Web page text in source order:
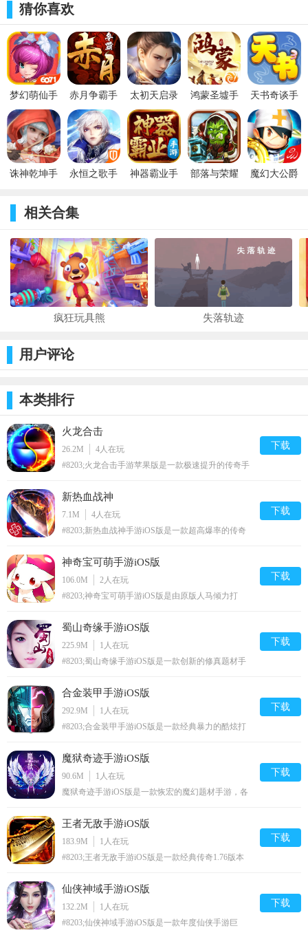
在到达11级后就会陆续开放各种活动功能，而首先开启的就
是竞技场。
在竞技场中，可以挑战比自身排名高的4位玩家，战斗流程与
普通副本一样。挑战成功后会与对方互换名次，每天还会根据名
次发放相应的荣誉奖励，荣誉可在荣誉商城中兑换道具和角色碎
片。此外，竞技场的上位玩家还会显示在竞技场排行榜上。
猜你喜欢
梦幻萌仙手
游ios版
赤月争霸手
游iOS版
太初天启录
手游iOS版
鸿蒙圣墟手
游iOS版
天书奇谈手
游iOS版
诛神乾坤手
永恒之歌手
神器霸业手
部落与荣耀 魔幻大公爵
相关合集
疯狂玩具熊 失落轨迹
用户评论
本类排行
火龙合击
26.2M 4人在玩
#8203;火龙合击手游苹果版是一款极速提升的传奇手
越货的厮杀快感。
下载
新热血战神
7.1M 4人在玩
#8203;新热血战神手游iOS版是一款超高爆率的传奇
限快感；游戏中拥有超高的爆率，所有装备支持自动
回收，海量套装，永久保值。
下载
神奇宝可萌手游iOS版
106.0M 2人在玩
#8203;神奇宝可萌手游iOS版是由原版人马倾力打
挑战升级，开启萌宠趣味养成。
下载
蜀山奇缘手游iOS版
225.9M 1 人在玩
#8203;蜀山奇缘手游iOS版是一款创新的修真题材手
美奂的场景，美不胜收；简单的玩法，让你快速上
手，开启最写实的仙侠风格之旅。
下载
合金装甲手游iOS版
292.9M 1 人在玩
#8203;合金装甲手游iOS版是一款经典暴力的酷炫打
以体验到顶级机甲暴力斗争；超强的代入感，最真实
酷炫体验，让你沉浸在无限的酷炫战斗中。
下载
魔狱奇迹手游iOS版
90.6M 1 人在玩
魔狱奇迹手游iOS版是一款恢宏的魔幻题材手游，各
自这个世界以及次世代的游戏体验。
下载
王者无敌手游iOS版
183.9M 1 人在玩
#8203;王者无敌手游iOS版是一款经典传奇1.76版本
争霸，万人攻城，一起争夺沙城天下，看看谁才能定
乾坤。
下载
仙侠神域手游iOS版
132.2M 1 人在玩
#8203;仙侠神域手游iOS版是一款年度仙侠手游巨
下载